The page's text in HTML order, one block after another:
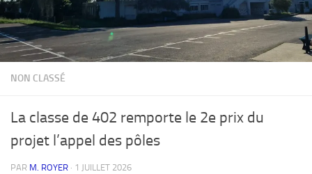
NON CLASSÉ
La classe de 402 remporte le 2e prix du
projet l’appel des pôles
PAR M. ROYER · 1 JUILLET 2026